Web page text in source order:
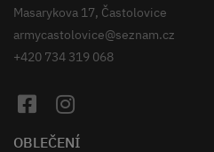
Masarykova 17, Častolovice
armycastolovice@seznam.cz
+420 734 319 068
OBLEČENÍ